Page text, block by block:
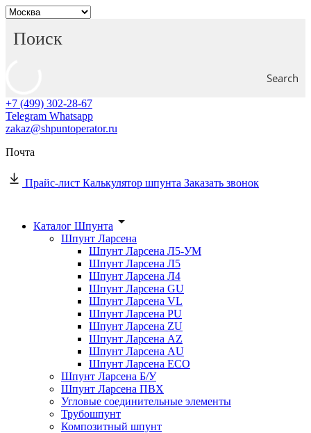
Search
+7 (499) 302-28-67
Telegram Whatsapp
zakaz@shpuntoperator.ru
Почта
Прайс-лист Калькулятор шпунта Заказать звонок
Каталог Шпунта
Шпунт Ларсена
Шпунт Ларсена Л5-УМ
Шпунт Ларсена Л5
Шпунт Ларсена Л4
Шпунт Ларсена GU
Шпунт Ларсена VL
Шпунт Ларсена PU
Шпунт Ларсена ZU
Шпунт Ларсена AZ
Шпунт Ларсена AU
Шпунт Ларсена ECO
Шпунт Ларсена Б/У
Шпунт Ларсена ПВХ
Угловые соединительные элементы
Трубошпунт
Композитный шпунт